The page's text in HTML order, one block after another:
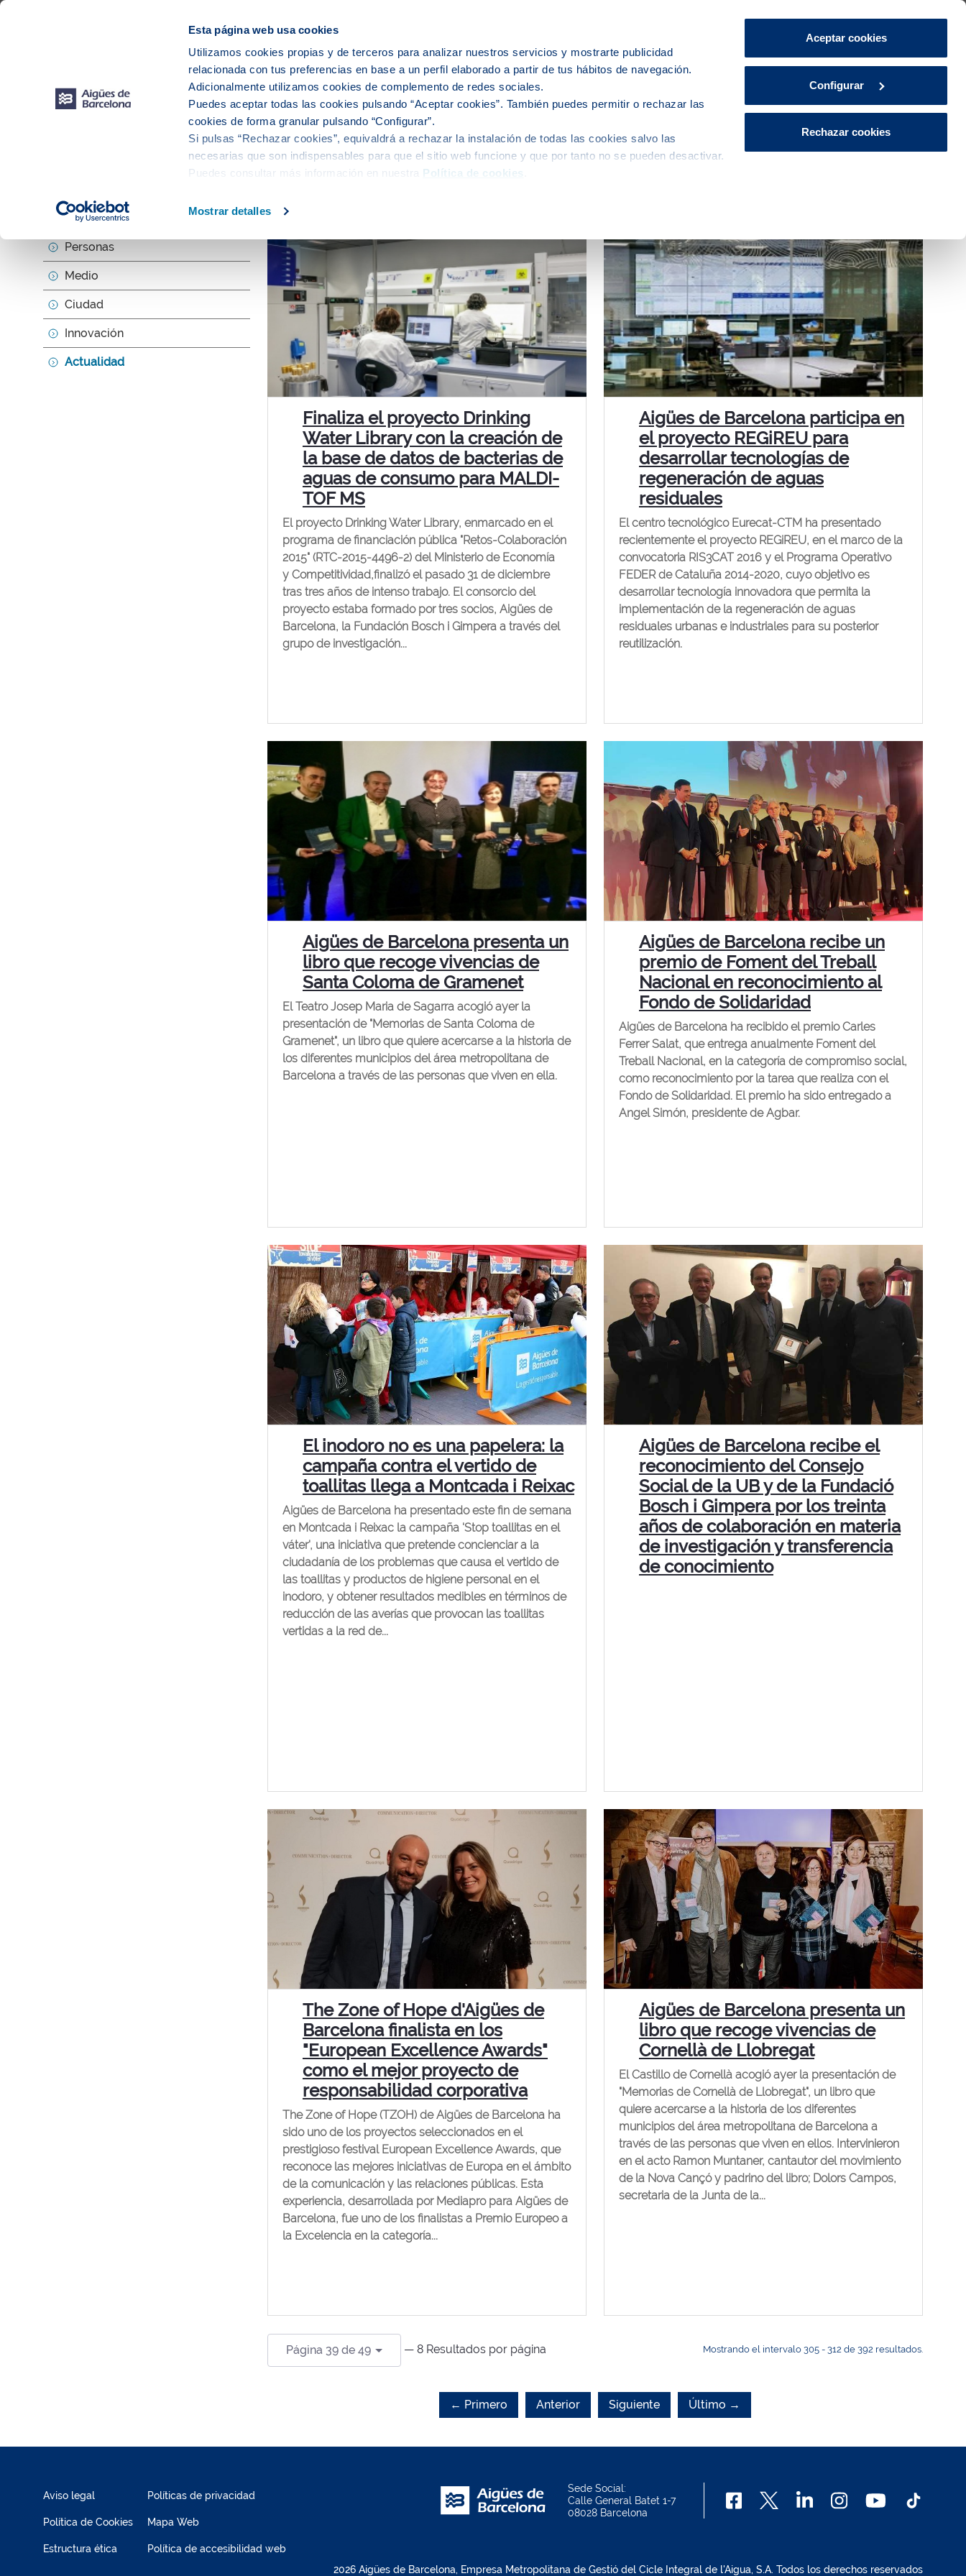
Esta página web usa cookies
Utilizamos cookies propias y de terceros para analizar nuestros servicios y mostrarte publicidad
relacionada con tus preferencias en base a un perfil elaborado a partir de tus hábitos de navegación.
Adicionalmente utilizamos cookies de complemento de redes sociales.
Puedes aceptar todas las cookies pulsando “Aceptar cookies”. También puedes permitir o rechazar las
cookies de forma granular pulsando “Configurar”.
Si pulsas “Rechazar cookies”, equivaldrá a rechazar la instalación de todas las cookies salvo las
necesarias que son indispensables para que el sitio web funcione y que por tanto no se pueden desactivar.
Puedes consultar más información en nuestra Política de cookies
Mostrar detalles
Aceptar cookies
Configurar
Rechazar cookies
CA ES Área de Clientes
Sobre nosotros Personas Ciudad Actualidad
Sobre nosotros
Personas
Medio
Ciudad
Innovación
Actualidad
Actualidad
Finaliza el proyecto Drinking
Water Library con la creación de
la base de datos de bacterias de
aguas de consumo para MALDI-
TOF MS
El proyecto Drinking Water Library, enmarcado en el
programa de financiación pública "Retos-Colaboración
2015" (RTC-2015-4496-2) del Ministerio de Economía
y Competitividad,finalizó el pasado 31 de diciembre
tras tres años de intenso trabajo. El consorcio del
proyecto estaba formado por tres socios, Aigües de
Barcelona, la Fundación Bosch i Gimpera a través del
grupo de investigación...
Aigües de Barcelona participa en
el proyecto REGiREU para
desarrollar tecnologías de
regeneración de aguas
residuales
El centro tecnológico Eurecat-CTM ha presentado
recientemente el proyecto REGiREU, en el marco de la
convocatoria RIS3CAT 2016 y el Programa Operativo
FEDER de Cataluña 2014-2020, cuyo objetivo es
desarrollar tecnología innovadora que permita la
implementación de la regeneración de aguas
residuales urbanas e industriales para su posterior
reutilización.
Aigües de Barcelona presenta un
libro que recoge vivencias de
Santa Coloma de Gramenet
El Teatro Josep Maria de Sagarra acogió ayer la
presentación de "Memorias de Santa Coloma de
Gramenet", un libro que quiere acercarse a la historia de
los diferentes municipios del área metropolitana de
Barcelona a través de las personas que viven en ella.
Aigües de Barcelona recibe un
premio de Foment del Treball
Nacional en reconocimiento al
Fondo de Solidaridad
Aigües de Barcelona ha recibido el premio Carles
Ferrer Salat, que entrega anualmente Foment del
Treball Nacional, en la categoría de compromiso social,
como reconocimiento por la tarea que realiza con el
Fondo de Solidaridad. El premio ha sido entregado a
Angel Simón, presidente de Agbar.
El inodoro no es una papelera: la
campaña contra el vertido de
toallitas llega a Montcada i Reixac
Aigües de Barcelona ha presentado este fin de semana
en Montcada i Reixac la campaña 'Stop toallitas en el
váter', una iniciativa que pretende concienciar a la
ciudadanía de los problemas que causa el vertido de
las toallitas y productos de higiene personal en el
inodoro, y obtener resultados medibles en términos de
reducción de las averías que provocan las toallitas
vertidas a la red de...
Aigües de Barcelona recibe el
reconocimiento del Consejo
Social de la UB y de la Fundació
Bosch i Gimpera por los treinta
años de colaboración en materia
de investigación y transferencia
de conocimiento
The Zone of Hope d'Aigües de
Barcelona finalista en los
"European Excellence Awards"
como el mejor proyecto de
responsabilidad corporativa
The Zone of Hope (TZOH) de Aigües de Barcelona ha
sido uno de los proyectos seleccionados en el
prestigioso festival European Excellence Awards, que
reconoce las mejores iniciativas de Europa en el ámbito
de la comunicación y las relaciones públicas. Esta
experiencia, desarrollada por Mediapro para Aigües de
Barcelona, fue uno de los finalistas a Premio Europeo a
la Excelencia en la categoría...
Aigües de Barcelona presenta un
libro que recoge vivencias de
Cornellà de Llobregat
El Castillo de Cornellà acogió ayer la presentación de
"Memorias de Cornellà de Llobregat", un libro que
quiere acercarse a la historia de los diferentes
municipios del área metropolitana de Barcelona a
través de las personas que viven en ellos. Intervinieron
en el acto Ramon Muntaner, cantautor del movimiento
de la Nova Cançó y padrino del libro; Dolors Campos,
secretaria de la Junta de la...
Página 39 de 49 — 8 Resultados por página Mostrando el intervalo 305 - 312 de 392 resultados.
← Primero Anterior Siguiente Último →
Aviso legal
Política de Cookies
Estructura ética
Políticas de privacidad
Mapa Web
Política de accesibilidad web
Sede Social:
Calle General Batet 1-7
08028 Barcelona
2026 Aigües de Barcelona, Empresa Metropolitana de Gestió del Cicle Integral de l'Aigua, S.A. Todos los derechos reservados